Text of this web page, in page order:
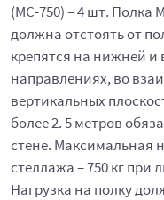
(МС-750) – 4 шт. Полка
должна отстоять от
крепятся на нижней и
направлениях, во
вертикальных
более 2. 5 метров
стене. Максимальная
стеллажа – 750 кг при
Нагрузка на полку